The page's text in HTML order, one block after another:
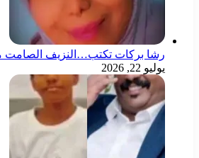
رشا بركات تكتب…النزيف الصامت
يوليو 22, 2026